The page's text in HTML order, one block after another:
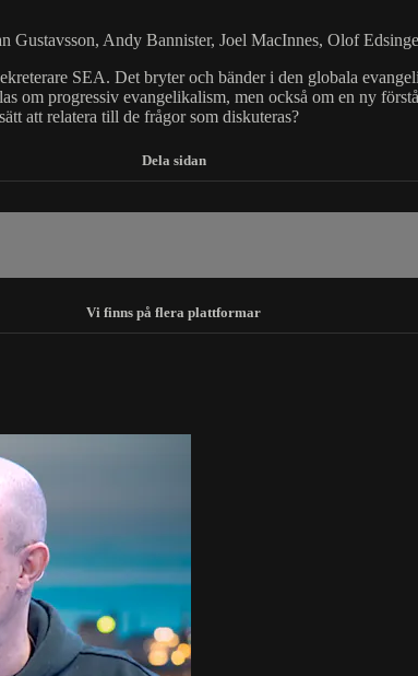
Gustavsson, Andy Bannister, Joel MacInnes, Olof
SEA. Det bryter och bänder i den globala
om progressiv evangelikalism, men också om en ny
att relatera till de frågor som diskuteras?